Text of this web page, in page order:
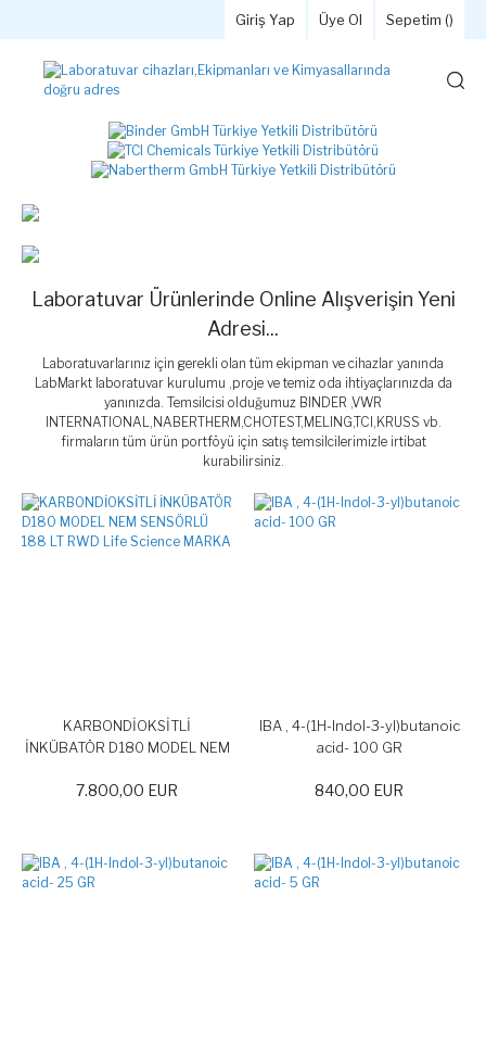
Giriş Yap Üye Ol Sepetim ()
Laboratuvar Ürünlerinde Online Alışverişin Yeni
Adresi...
Laboratuvarlarınız için gerekli olan tüm ekipman ve cihazlar yanında
LabMarkt laboratuvar kurulumu ,proje ve temiz oda ihtiyaçlarınızda da
yanınızda. Temsilcisi olduğumuz BINDER ,VWR
INTERNATIONAL,NABERTHERM,CHOTEST,MELING,TCI,KRUSS vb.
firmaların tüm ürün portföyü için satış temsilcilerimizle irtibat
kurabilirsiniz.
KARBONDİOKSİTLİ
İNKÜBATÖR D180 MODEL NEM
Science MARKA
7.800,00 EUR
IBA , 4-(1H-Indol-3-yl)butanoic
acid- 100 GR
840,00 EUR